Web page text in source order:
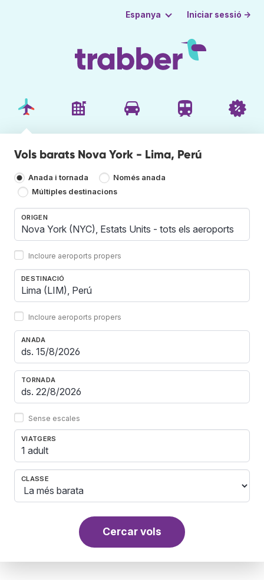
Espanya Iniciar sessió →
Vols barats Nova York - Lima, Perú
Anada i tornada
Només anada
Múltiples destinacions
ORIGEN
Incloure aeroports propers
DESTINACIÓ
Incloure aeroports propers
ANADA
TORNADA
Sense escales
VIATGERS
1 adult
CLASSE
Cercar vols